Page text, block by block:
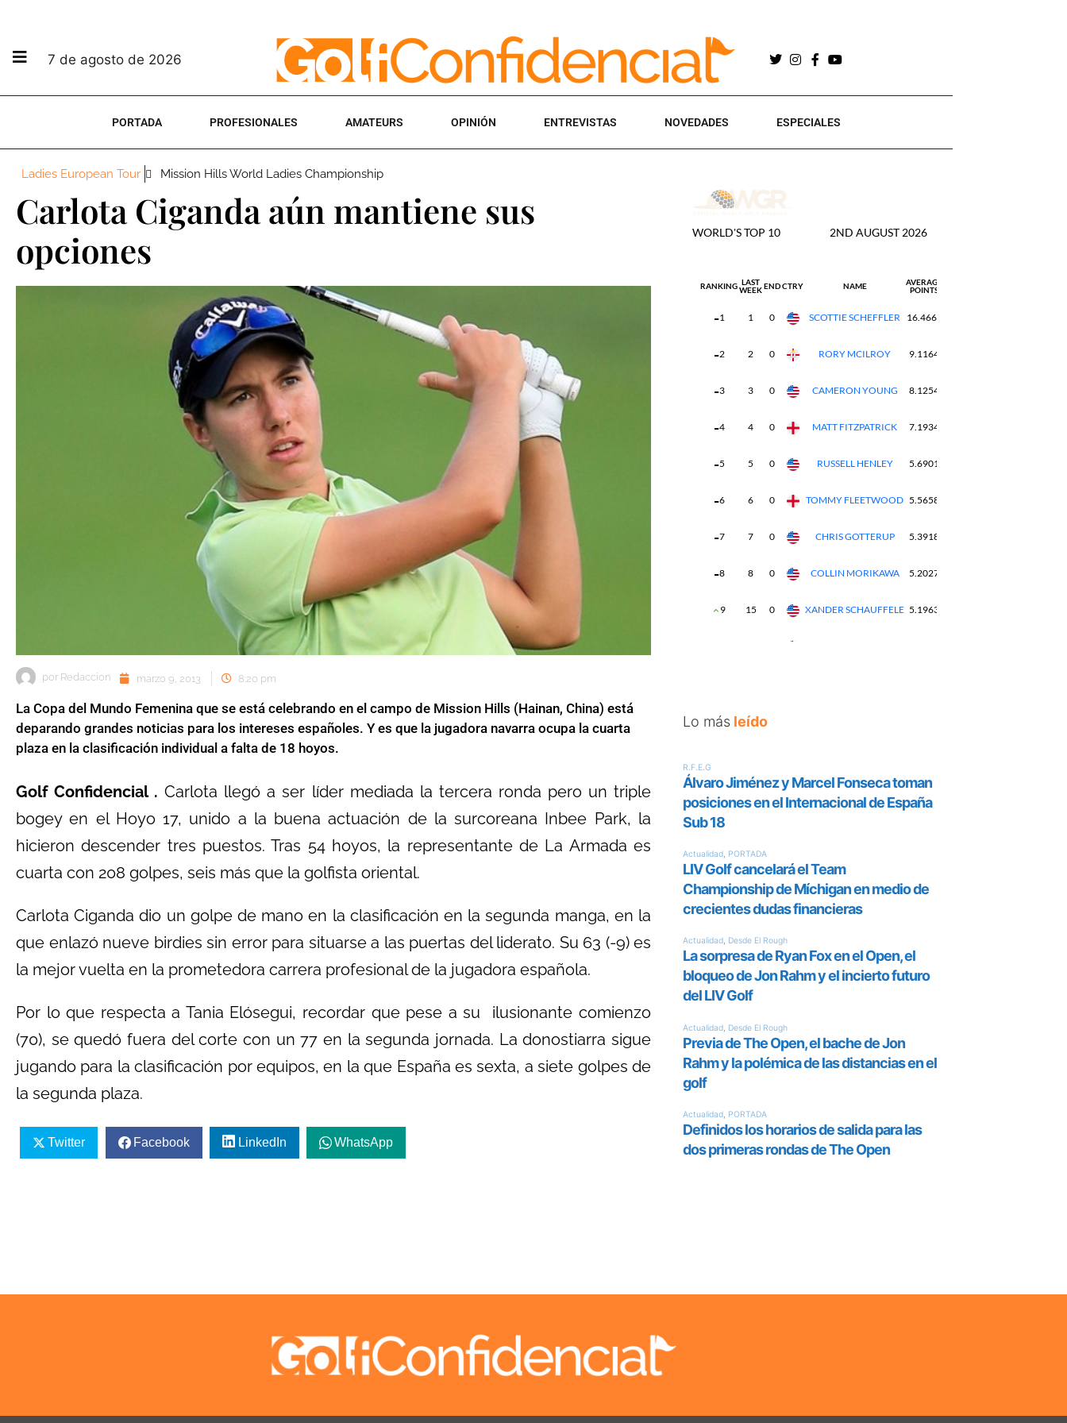
7 de agosto de 2026
PORTADA PROFESIONALES AMATEURS OPINIÓN ENTREVISTAS NOVEDADES ESPECIALES
Ladies European Tour Mission Hills World Ladies Championship
Carlota Ciganda aún mantiene sus
opciones
por Redaccion marzo 9, 2013 8:20 pm
La Copa del Mundo Femenina que se está celebrando en el campo de Mission Hills (Hainan, China) está
deparando grandes noticias para los intereses españoles. Y es que la jugadora navarra ocupa la cuarta
plaza en la clasificación individual a falta de 18 hoyos.
Golf Confidencial . Carlota llegó a ser líder mediada la tercera ronda pero un triple
bogey en el Hoyo 17, unido a la buena actuación de la surcoreana Inbee Park, la
hicieron descender tres puestos. Tras 54 hoyos, la representante de La Armada es
cuarta con 208 golpes, seis más que la golfista oriental.
Carlota Ciganda dio un golpe de mano en la clasificación en la segunda manga, en la
que enlazó nueve birdies sin error para situarse a las puertas del liderato. Su 63 (-9) es
la mejor vuelta en la prometedora carrera profesional de la jugadora española.
Por lo que respecta a Tania Elósegui, recordar que pese a su ilusionante comienzo
(70), se quedó fuera del corte con un 77 en la segunda jornada. La donostiarra sigue
jugando para la clasificación por equipos, en la que España es sexta, a siete golpes de
la segunda plaza.
Twitter Facebook LinkedIn WhatsApp
Lo más leído